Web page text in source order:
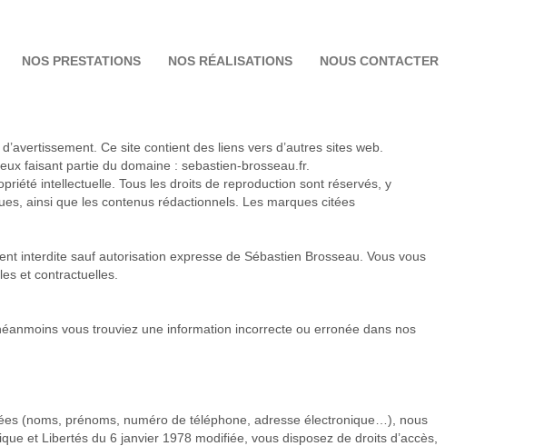
NOS PRESTATIONS NOS RÉALISATIONS NOUS CONTACTER
Ce site contient des liens vers d’autres sites web.
faisant partie du domaine :​ ​​sebastien-brosseau.fr.
intellectuelle. Tous les droits de reproduction sont réservés, y
ainsi que les contenus rédactionnels. Les marques citées
interdite sauf autorisation expresse ​de​ Sébastien Brosseau. Vous vous
et contractuelles.
vous trouviez une information incorrecte ou erronée dans nos
(noms, prénoms, numéro de téléphone, adresse électronique…), nous
et Libertés du 6 janvier 1978 modifiée, vous disposez de droits d’accès,